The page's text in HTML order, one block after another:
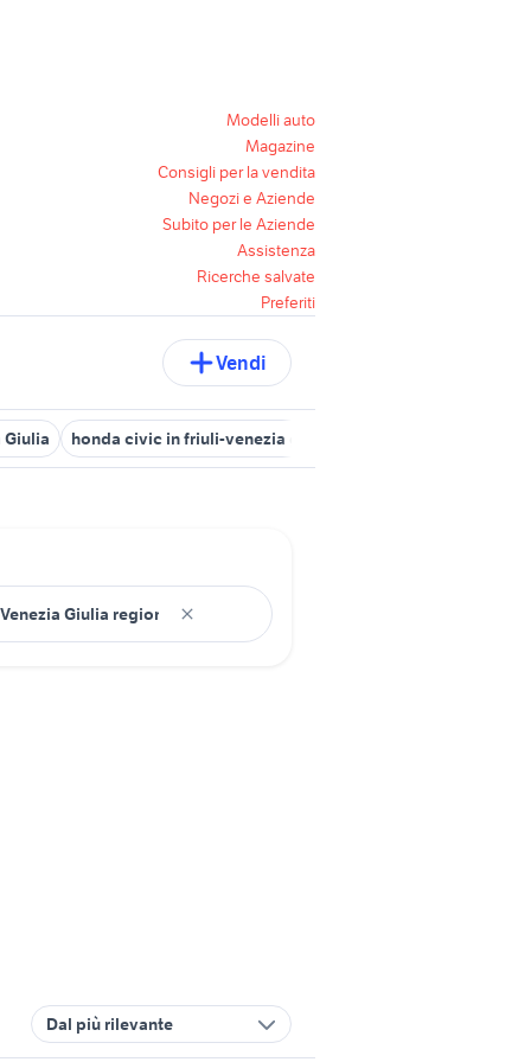
Modelli auto
Magazine
Consigli per la vendita
Negozi e Aziende
Subito per le Aziende
Assistenza
Ricerche salvate
Preferiti
Vendi
Giulia honda civic in friuli-venezia giulia
Dal più rilevante